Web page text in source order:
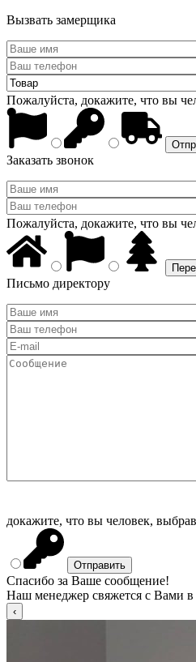
Вызвать замерщика
Пожалуйста, докажите, что вы
Заказать звонок
Пожалуйста, докажите, что вы
Письмо директору
докажите, что вы человек, выбрав
Спасибо за Ваше сообщение!
Наш менеджер свяжется с Вами